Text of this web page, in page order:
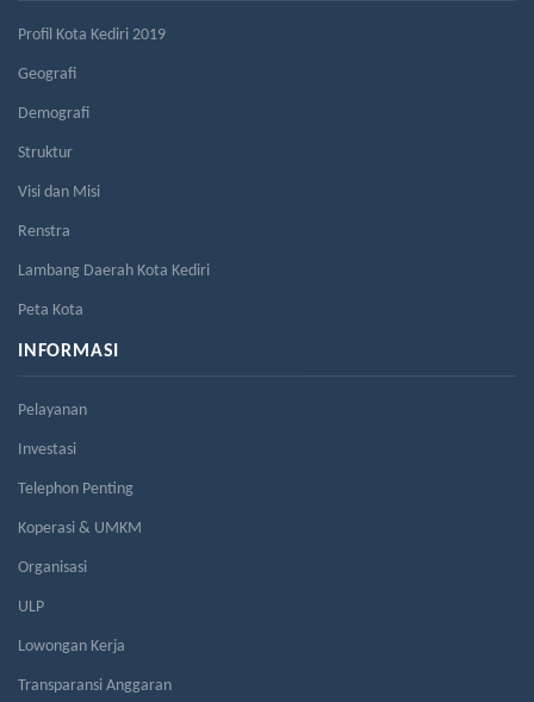
Profil Kota Kediri 2019
Geografi
Demografi
Struktur
Visi dan Misi
Renstra
Lambang Daerah Kota Kediri
Peta Kota
INFORMASI
Pelayanan
Investasi
Telephon Penting
Koperasi & UMKM
Organisasi
ULP
Lowongan Kerja
Transparansi Anggaran